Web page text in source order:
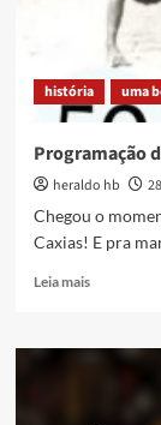
história uma
Programação
heraldo hb
Chegou o
Caxias! E pra
Leia maisRead